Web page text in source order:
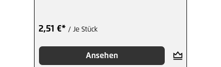
2,51 €* / Je Stück
Ansehen